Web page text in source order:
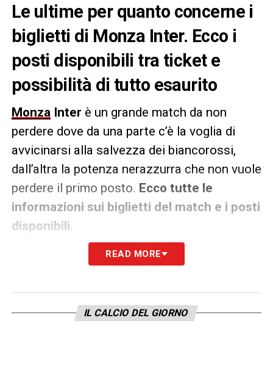
Le ultime per quanto concerne i
biglietti di Monza Inter. Ecco i
posti disponibili tra ticket e
possibilità di tutto esaurito
Monza Inter è un grande match da non
perdere dove da una parte c’è la voglia di
avvicinarsi alla salvezza dei biancorossi,
dall’altra la potenza nerazzurra che non vuole
perdere il primo posto. Ecco tutte le
informazioni sui biglietti del match e i posti
disponibili.
Ad eccezione fatta per le due curve (ospiti
ancora una grande abbondanza di posti
(prezzi che vanno dai105 ai 168€). Staremo
READ MORE
IL CALCIO DEL GIORNO